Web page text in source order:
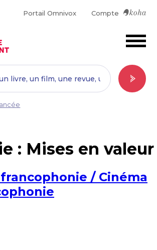
Portail Omnivox Compte
: Mises en valeur
/ Cinéma